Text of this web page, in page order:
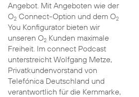
Angebot. Mit Angeboten wie der
O2Connect-Option und dem O2
You Konfigurator bieten wir
unseren O2Kunden maximale
Freiheit. Im connect Podcast
unterstreicht Wolfgang Metze,
Privatkundenvorstand von
Telefónica Deutschland und
verantwortlich für die Kernmarke,